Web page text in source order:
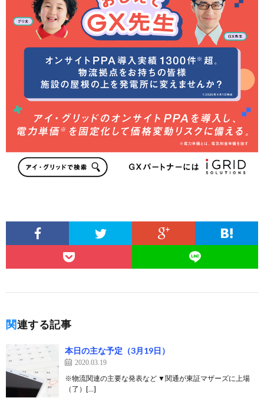
関連する記事
本日の主な予定（3月19日）
2020.03.19
※物流関連の主要な発表など ▼関通が東証マザーズに上場
（了）[…]